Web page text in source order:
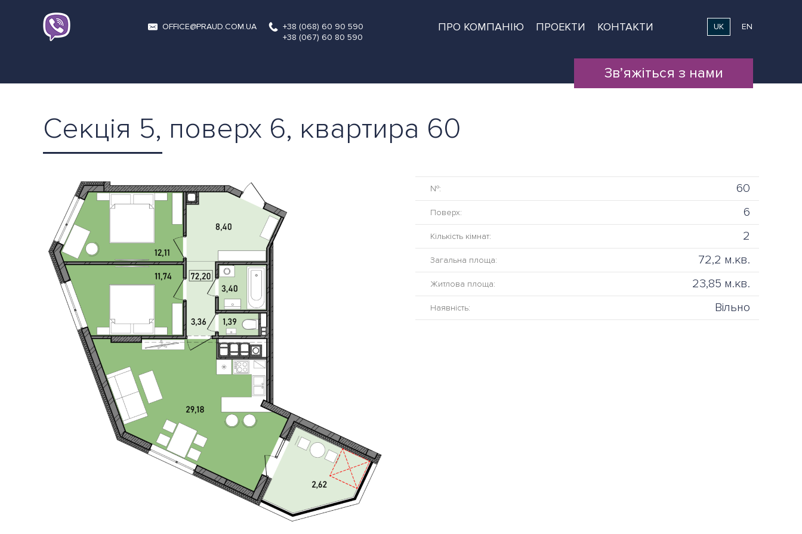
UK EN
OFFICE@PRAUD.COM.UA
+38 (068) 60 90 590
+38 (067) 60 80 590
ПРО КОМПАНІЮ ПРОЕКТИ КОНТАКТИ
Зв’яжіться з нами
Секція 5, поверх 6, квартира 60
№: 60
Поверх: 6
Кількість кімнат: 2
Загальна площа: 72,2 м.кв.
Житлова площа: 23,85 м.кв.
Наявність: Вільно